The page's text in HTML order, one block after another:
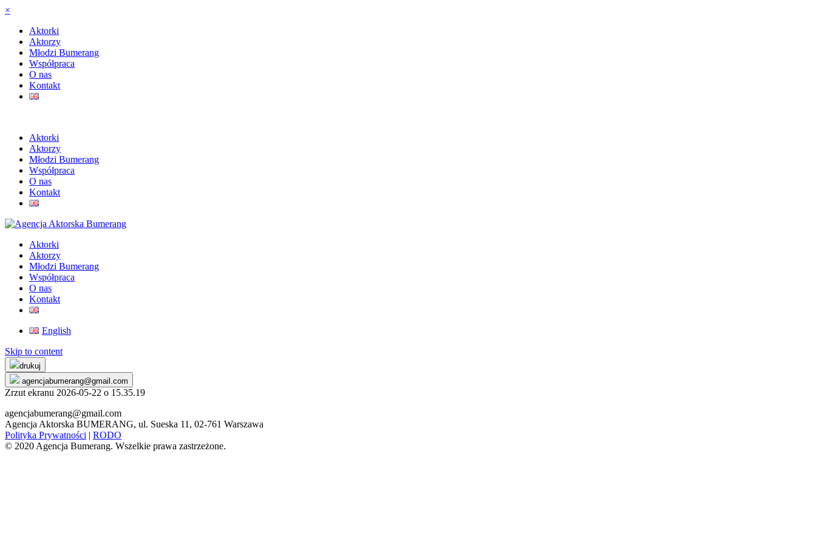
×
Aktorki
Aktorzy
Młodzi Bumerang
Współpraca
O nas
Kontakt
Aktorki
Aktorzy
Młodzi Bumerang
Współpraca
O nas
Kontakt
Aktorki
Aktorzy
Młodzi Bumerang
Współpraca
O nas
Kontakt
English
Skip to content
drukuj
agencjabumerang@gmail.com
Zrzut ekranu 2026-05-22 o 15.35.19
agencjabumerang@gmail.com
Agencja Aktorska BUMERANG, ul. Sueska 11, 02-761 Warszawa
Polityka Prywatności | RODO
© 2020 Agencja Bumerang. Wszelkie prawa zastrzeżone.